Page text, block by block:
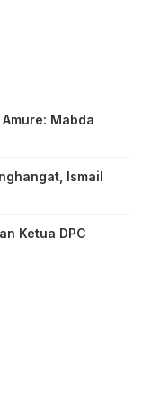
Mabda
Ismail
Ketua DPC